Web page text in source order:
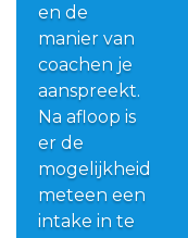
en de
manier van
coachen je
aanspreekt.
Na afloop is
er de
mogelijkheid
meteen een
intake in te